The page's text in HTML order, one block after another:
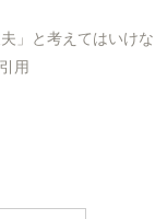
」と考えてはいけな
用